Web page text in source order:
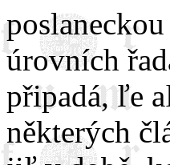
úrovních
připadá, ľe
některých